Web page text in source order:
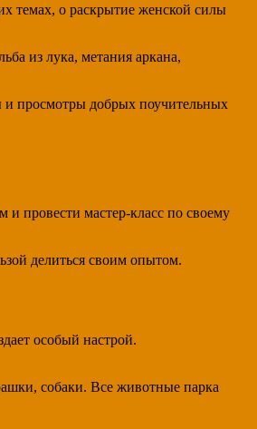
темах, о раскрытие женской силы
из лука, метания аркана,
и просмотры добрых поучительных
и провести мастер-класс по своему
делиться своим опытом.
особый настрой.
собаки. Все животные парка